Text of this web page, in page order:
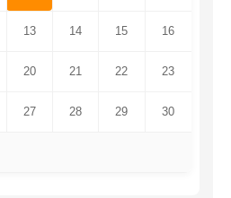
13 14 15 16
20 21 22 23
27 28 29 30